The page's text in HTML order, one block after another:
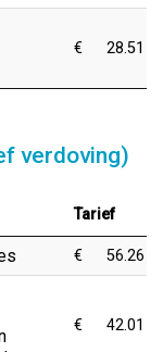
€ 28.51
verdoving)
Tarief
€ 56.26
€ 42.01